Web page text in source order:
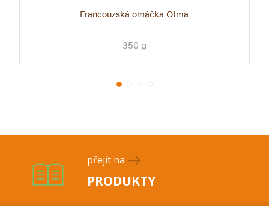
Francouzská omáčka Otma
350 g
přejít na
PRODUKTY